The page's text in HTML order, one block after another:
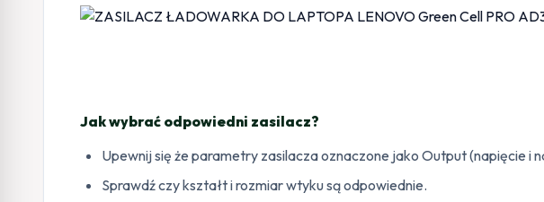
Jak wybrać odpowiedni zasilacz?
Upewnij się że parametry zasilacza oznaczone jako Output (napięcie i
Sprawdź czy kształt i rozmiar wtyku są odpowiednie.